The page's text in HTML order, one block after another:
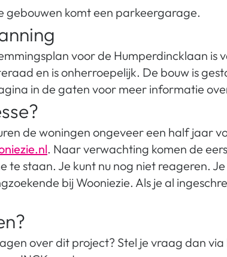
gebouwen komt een parkeergarage.
voor de Humperdincklaan is
en is onherroepelijk. De bouw is
in de gaten voor meer informatie
de woningen ongeveer een half jaar
. Naar verwachting komen de
te staan. Je kunt nu nog niet reageren.
bij Wooniezie. Als je al
over dit project? Stel je vraag dan